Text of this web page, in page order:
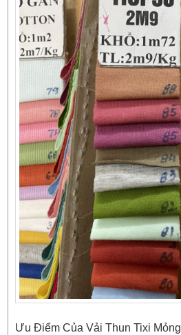
Ưu Điểm Của Vải Thun Tixi Mỏng